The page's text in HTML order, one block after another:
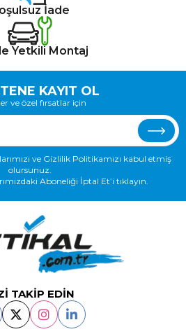
İade
Yetkili Montaj
KAYIT OL
ve özel fırsatlar için
ve Gizlilik Politikamızı kabul etmiş
olursunuz.
Aboneliği İptal Et’i tıklayın.
TAKİP EDİN